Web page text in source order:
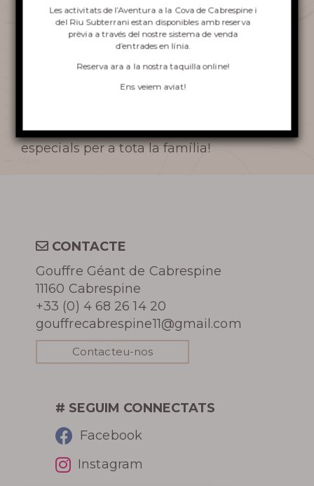
VISITA A L’AVENC
CABRESPINA
HISTÒRIA
FOTOTECA
RECOMPENSES
facin laVisita Clàssica.
Passaport de les Covesper als
infants de5 a 12 anysque participin
en laVisita Clàssica.
subterrani i aprofiteu aquestes ofertes
especials per a tota la família!
CONTACTE
Gouffre Géant de Cabrespine
11160 Cabrespine
+33 (0) 4 68 26 14 20
gouffrecabrespine11@gmail.com
Contacteu-nos
# SEGUIM CONNECTATS
Facebook
Instagram
Les activitats de l’Aventura a la Cova de Cabrespine i
del Riu Subterrani estan disponibles amb reserva
prèvia a través del nostre sistema de venda
d’entrades en línia.
Reserva ara a la nostra taquilla online!
Ens veiem aviat!